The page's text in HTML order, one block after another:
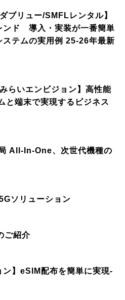
ブリュー/SMFLレンタル】
ンド 導入・実装が一番簡単
テムの実用例 25-26年最新
らいエンビジョン】高性能
と端末で実現するビジネス
All-In-One、次世代機種の
ソリューション
ご紹介
ン】eSIM配布を簡単に実現-